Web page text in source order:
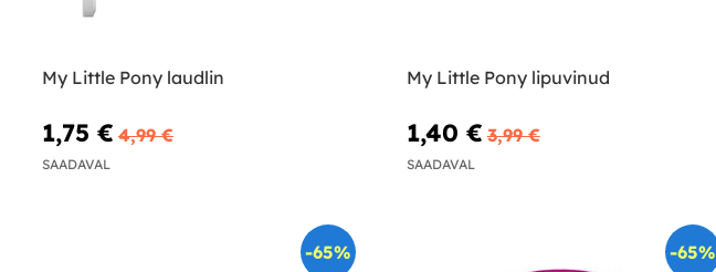
My Little Pony laudlin
1,75 € 4,99 €
SAADAVAL
My Little Pony lipuvinud
1,40 € 3,99 €
SAADAVAL
-65% -65%